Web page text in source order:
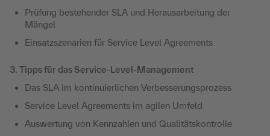
Prüfung bestehender SLA und Herausarbeitung der
Mängel
Einsatzszenarien für Service Level Agreements
3. Tipps für das Service-Level-Management
Das SLA im kontinuierlichen Verbesserungsprozess
Service Level Agreements im agilen Umfeld
Auswertung von Kennzahlen und Qualitätskontrolle